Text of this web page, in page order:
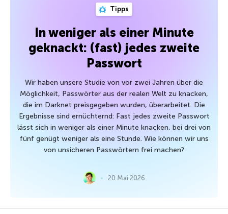
Tipps
In weniger als einer Minute
geknackt: (fast) jedes zweite
Passwort
Wir haben unsere Studie von vor zwei Jahren über die
Möglichkeit, Passwörter aus der realen Welt zu knacken,
die im Darknet preisgegeben wurden, überarbeitet. Die
Ergebnisse sind ernüchternd: Fast jedes zweite Passwort
lässt sich in weniger als einer Minute knacken, bei drei von
fünf genügt weniger als eine Stunde. Wie können wir uns
von unsicheren Passwörtern frei machen?
20 Mai 2026